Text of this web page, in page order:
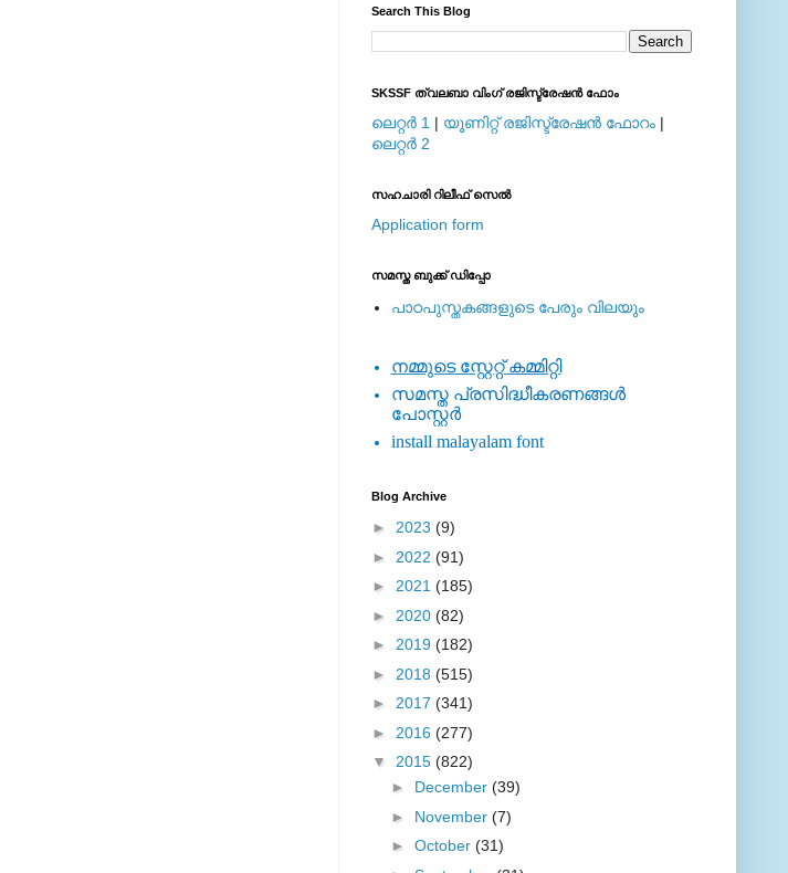
Search This Blog
SKSSF ത്വലബാ വിംഗ് രജിസ്ട്രേഷന്‍ ഫോം
ലെറ്റര്‍ 1 | യൂണിറ്റ് രജിസ്ട്രേഷന്‍ ഫോറം |
ലെറ്റര്‍ 2
സഹചാരി റിലീഫ് സെല്‍
Application form
സമസ്ത ബുക്ക് ഡിപ്പോ
പാഠപുസ്തകങ്ങളുടെ പേരും വിലയും
നമ്മുടെ സ്റ്റേറ്റ് കമ്മിറ്റി
സമസ്ത പ്രസിദ്ധീകരണങ്ങള്‍
പോസ്റ്റര്‍
install malayalam font
Blog Archive
► 2023 (9)
► 2022 (91)
► 2021 (185)
► 2020 (82)
► 2019 (182)
► 2018 (515)
► 2017 (341)
► 2016 (277)
▼ 2015 (822)
► December (39)
► November (7)
► October (31)